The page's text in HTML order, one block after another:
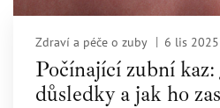
Zdraví a péče o zuby 6 lis 2025
Počínající zubní kaz:
důsledky a jak ho